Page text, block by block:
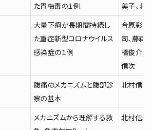
た胃梅毒の１例
美子、北
大量下痢が長期間持続し
た重症新型コロナウイルス
感染症の１例
合原彩、
司、藤森
橋俊介、
信次
腹痛のメカニズムと腹部診
察の基本
北村信次
メカニズムから理解する救
北村信次